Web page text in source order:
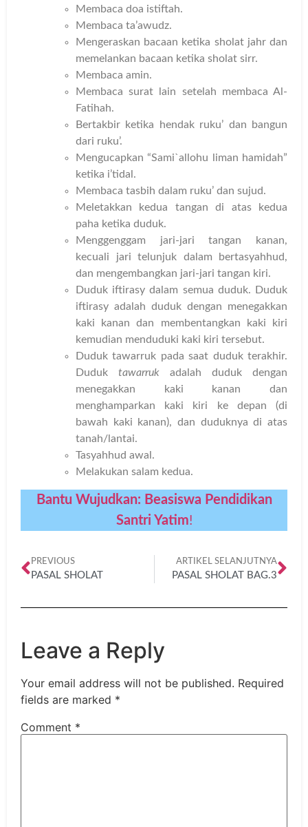
Membaca doa istiftah.
Membaca ta’awudz.
Mengeraskan bacaan ketika sholat jahr dan
memelankan bacaan ketika sholat sirr.
Membaca amin.
Membaca surat lain setelah membaca Al-
Fatihah.
Bertakbir ketika hendak ruku’ dan bangun
dari ruku’.
Mengucapkan “Sami`allohu liman hamidah”
ketika i’tidal.
Membaca tasbih dalam ruku’ dan sujud.
Meletakkan kedua tangan di atas kedua
paha ketika duduk.
Menggenggam jari-jari tangan kanan,
kecuali jari telunjuk dalam bertasyahhud,
dan mengembangkan jari-jari tangan kiri.
Duduk iftirasy dalam semua duduk. Duduk
iftirasy adalah duduk dengan menegakkan
kaki kanan dan membentangkan kaki kiri
kemudian menduduki kaki kiri tersebut.
Duduk tawarruk pada saat duduk terakhir.
Duduk tawarruk adalah duduk dengan
menegakkan kaki kanan dan
menghamparkan kaki kiri ke depan (di
bawah kaki kanan), dan duduknya di atas
tanah/lantai.
Tasyahhud awal.
Melakukan salam kedua.
Bantu Wujudkan: Beasiswa Pendidikan
Santri Yatim!
PREVIOUS
PASAL SHOLAT
ARTIKEL SELANJUTNYA
PASAL SHOLAT BAG.3
Leave a Reply
Your email address will not be published. Required
fields are marked *
Comment *